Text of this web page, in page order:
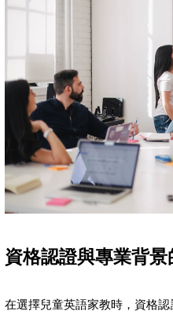
資格認證與專業背景
在選擇兒童英語家教時，資格